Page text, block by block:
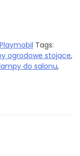
Playmobil Tags:
ogrodowe stojące,
do salonu,